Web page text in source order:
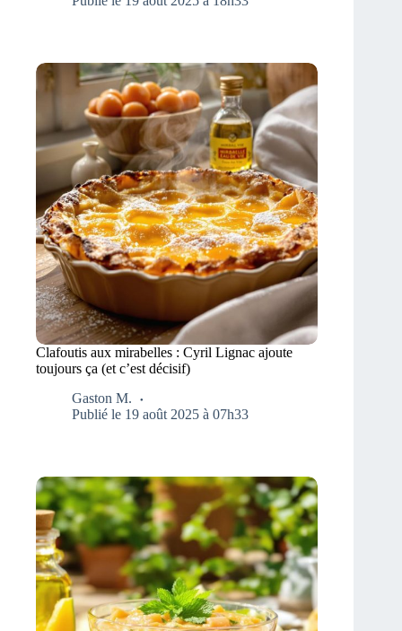
Clafoutis aux mirabelles : Cyril Lignac ajoute
toujours ça (et c’est décisif)
Gaston M.
Publié le 19 août 2025 à 07h33